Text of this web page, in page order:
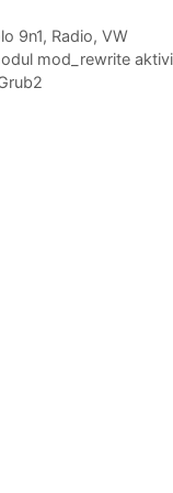
9n1, Radio, VW
mod_rewrite